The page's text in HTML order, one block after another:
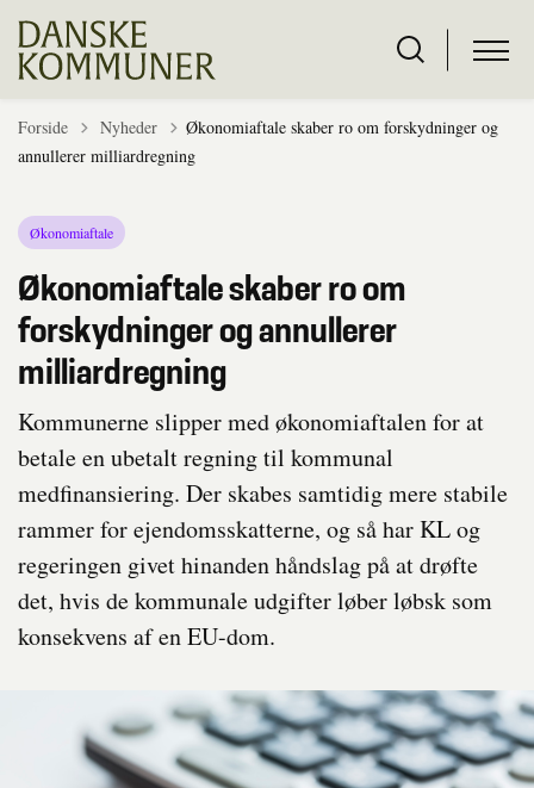
Forside Tilbage til
Nyheder
Økonomiaftale skaber ro om forskydninger og
annullerer milliardregning
Økonomiaftale
Økonomiaftale skaber ro om
forskydninger og annullerer
milliardregning
Kommunerne slipper med økonomiaftalen for at
betale en ubetalt regning til kommunal
medfinansiering. Der skabes samtidig mere stabile
rammer for ejendomsskatterne, og så har KL og
regeringen givet hinanden håndslag på at drøfte
det, hvis de kommunale udgifter løber løbsk som
konsekvens af en EU-dom.